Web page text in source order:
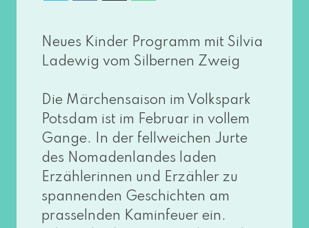
Neues Kinder Programm mit Silvia
Ladewig vom Silbernen Zweig
Die Märchensaison im Volkspark
Potsdam ist im Februar in vol­lem
Gange. In der fell­wei­chen Jurte
des Nomadenlandes laden
Erzählerinnen und Erzähler zu
span­nen­den Geschichten am
pras­seln­den Kaminfeuer ein.